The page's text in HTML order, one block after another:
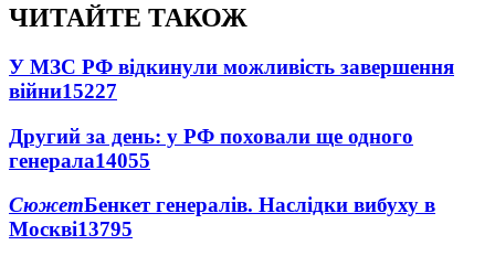
ЧИТАЙТЕ ТАКОЖ
У МЗС РФ відкинули можливість завершення
війни15227
Другий за день: у РФ поховали ще одного
генерала14055
СюжетБенкет генералів. Наслідки вибуху в
Москві13795